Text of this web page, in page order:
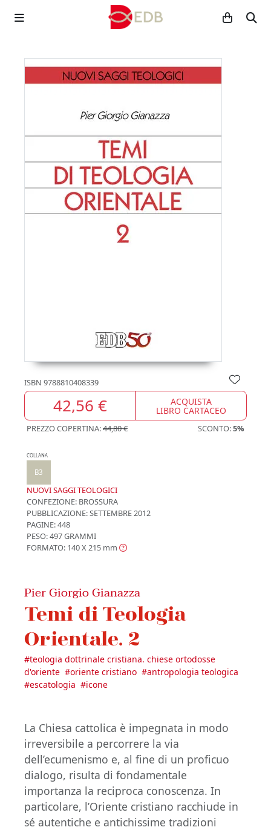
ISBN 9788810408339
42,56 € ACQUISTA
LIBRO CARTACEO
PREZZO COPERTINA:44,80 € SCONTO:5%
COLLANA
B3
NUOVI SAGGI TEOLOGICI
CONFEZIONE: BROSSURA
PUBBLICAZIONE:SETTEMBRE 2012
PAGINE: 448
PESO: 497 GRAMMI
FORMATO: 140 X 215 mm
Pier Giorgio Gianazza
Temi di Teologia
Orientale. 2
#teologia dottrinale cristiana. chiese ortodosse
d'oriente #oriente cristiano #antropologia teologica
#escatologia #icone
La Chiesa cattolica è impegnata in modo
irreversibile a percorrere la via
dell’ecumenismo e, al fine di un proficuo
dialogo, risulta di fondamentale
importanza la reciproca conoscenza. In
particolare, l’Oriente cristiano racchiude in
sé autentiche e antichissime tradizioni